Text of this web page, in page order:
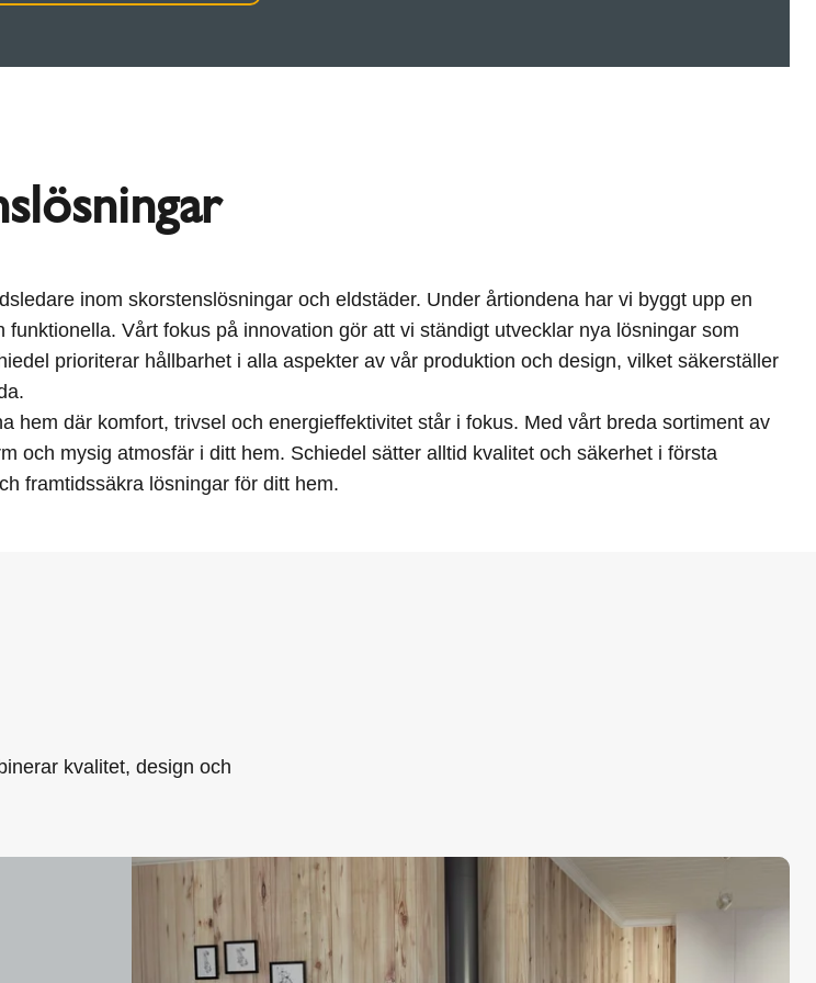
inom skorstenslösningar och eldstäder. Under årtiondena har vi byggt upp en
Vårt fokus på innovation gör att vi ständigt utvecklar nya lösningar som
prioriterar hållbarhet i alla aspekter av vår produktion och design, vilket säkerställer
hem där komfort, trivsel och energieffektivitet står i fokus. Med vårt breda sortiment av
och mysig atmosfär i ditt hem. Schiedel sätter alltid kvalitet och säkerhet i första
framtidssäkra lösningar för ditt hem.
kvalitet, design och